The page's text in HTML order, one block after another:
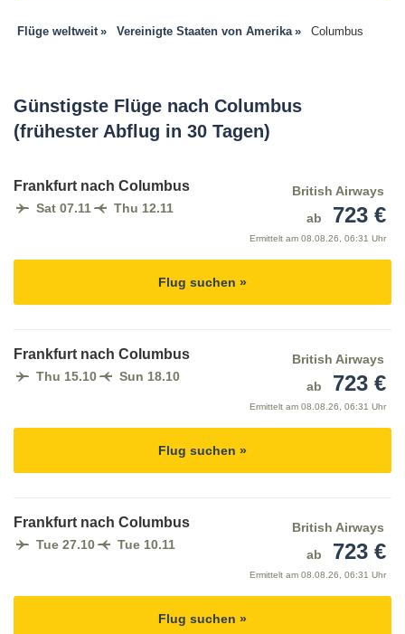
Flüge weltweit Vereinigte Staaten von Amerika Columbus
Günstigste Flüge nach Columbus
(frühester Abflug in 30 Tagen)
Frankfurt nach Columbus
Sat 07.11 Thu 12.11
British Airways
ab
723 €
Ermittelt am 08.08.26, 06:31 Uhr
Flug suchen »
Frankfurt nach Columbus
Thu 15.10 Sun 18.10
British Airways
ab
723 €
Ermittelt am 08.08.26, 06:31 Uhr
Flug suchen »
Frankfurt nach Columbus
Tue 27.10 Tue 10.11
British Airways
ab
723 €
Ermittelt am 08.08.26, 06:31 Uhr
Flug suchen »